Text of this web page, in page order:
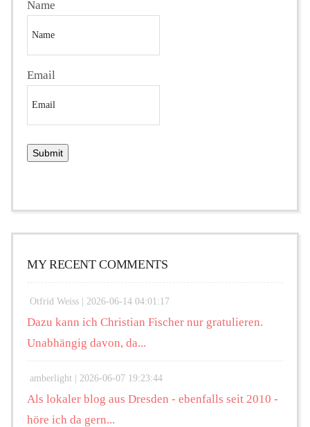
Name
Email
MY RECENT COMMENTS
Otfrid Weiss | 2026-06-14 04:01:17
Dazu kann ich Christian Fischer nur gratulieren.
Unabhängig davon, da...
amberlight | 2026-06-07 19:23:44
Als lokaler blog aus Dresden - ebenfalls seit 2010 -
höre ich da gern...